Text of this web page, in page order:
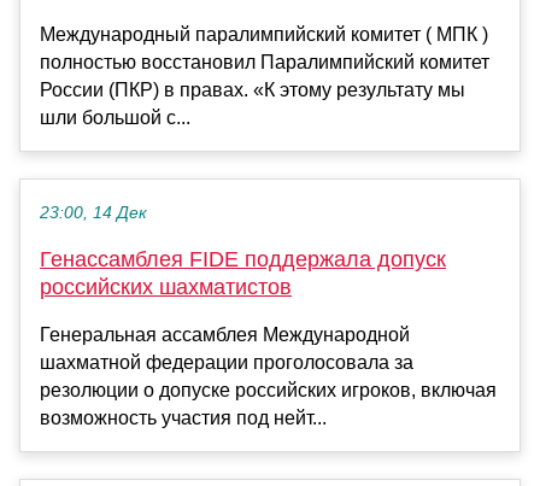
Международный паралимпийский комитет ( МПК )
полностью восстановил Паралимпийский комитет
России (ПКР) в правах. «К этому результату мы
шли большой с...
23:00, 14 Дек
Генассамблея FIDE поддержала допуск
российских шахматистов
Генеральная ассамблея Международной
шахматной федерации проголосовала за
резолюции о допуске российских игроков, включая
возможность участия под нейт...